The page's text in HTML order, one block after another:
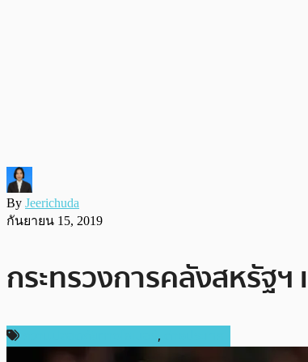
By Jeerichuda
กันยายน 15, 2019
กระทรวงการคลังสหรัฐ
,